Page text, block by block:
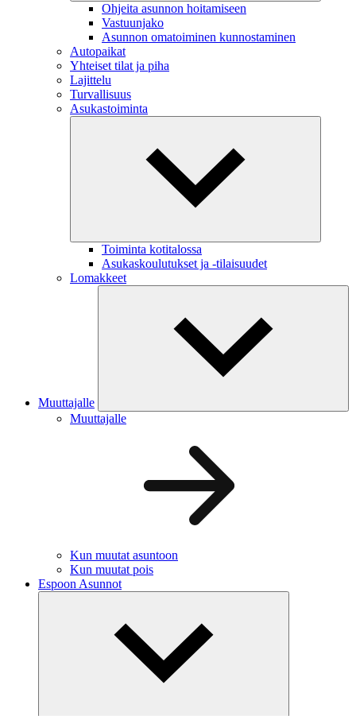
Ohjeita asunnon hoitamiseen
Vastuunjako
Asunnon omatoiminen kunnostaminen
Autopaikat
Yhteiset tilat ja piha
Lajittelu
Turvallisuus
Asukastoiminta
Toiminta kotitalossa
Asukaskoulutukset ja -tilaisuudet
Lomakkeet
Muuttajalle
Muuttajalle
Kun muutat asuntoon
Kun muutat pois
Espoon Asunnot